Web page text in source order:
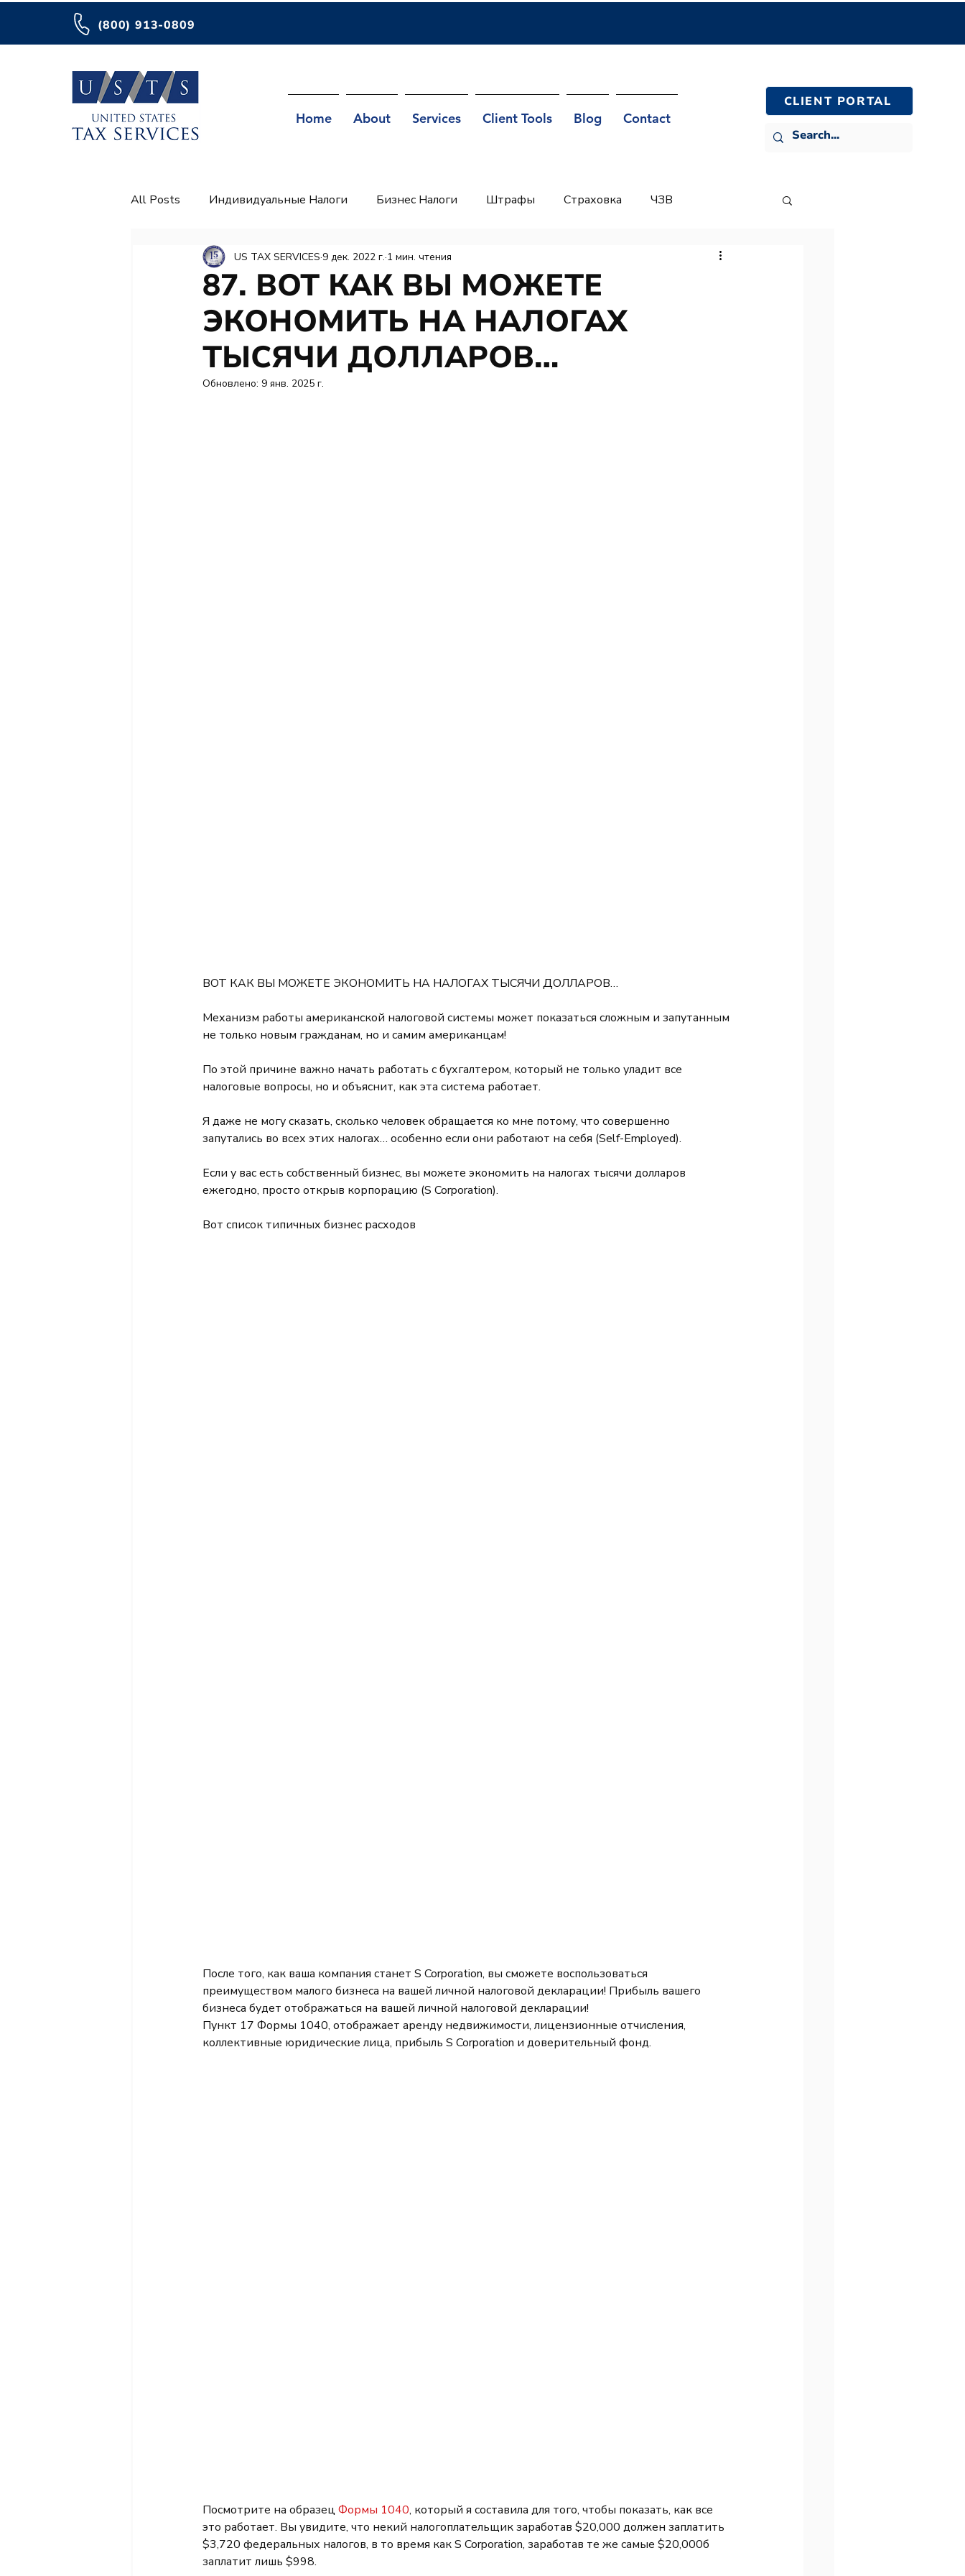
(800) 913-0809
Home About Services Client Tools Blog Contact
CLIENT PORTAL
All Posts Индивидуальные Налоги Бизнес Налоги Штрафы Страховка ЧЗВ
Платежные ведомости IRA ITIN
87. ВОТ КАК ВЫ МОЖЕТЕ
ЭКОНОМИТЬ НА НАЛОГАХ
ТЫСЯЧИ ДОЛЛАРОВ…
US TAX SERVICES 9 дек. 2022 г. 1 мин. чтения
Обновлено: 9 янв. 2025 г.
ВОТ КАК ВЫ МОЖЕТЕ ЭКОНОМИТЬ НА НАЛОГАХ ТЫСЯЧИ ДОЛЛАРОВ…
Механизм работы американской налоговой системы может показаться сложным и запутанным
не только новым гражданам, но и самим американцам!
По этой причине важно начать работать с бухгалтером, который не только уладит все
налоговые вопросы, но и объяснит, как эта система работает.
Я даже не могу сказать, сколько человек обращается ко мне потому, что совершенно
запутались во всех этих налогах… особенно если они работают на себя (Self-Employed).
Если у вас есть собственный бизнес, вы можете экономить на налогах тысячи долларов
ежегодно, просто oткрыв корпорацию (S Corporation).
Вот список типичных бизнес расходов
После того, как ваша компания станет S Corporation, вы сможете воспользоваться
преимуществом малого бизнеса на вашей личной налоговой декларации! Прибыль вашего
бизнеса будет отображаться на вашей личной налоговой декларации!
Пункт 17 Формы 1040, отображает аренду недвижимости, лицензионные отчисления,
коллективные юридическиe лица, прибыль S Corporation и доверительный фонд.
Посмотрите на образец Формы 1040, который я составила для того, чтобы показать, как все
это работает. Вы увидите, что некий налогоплательщик заработав $20,000 должен заплатить
$3,720 федеральных налогов, в то время как S Corporation, заработав те же самые $20,000б
заплатит лишь $998.